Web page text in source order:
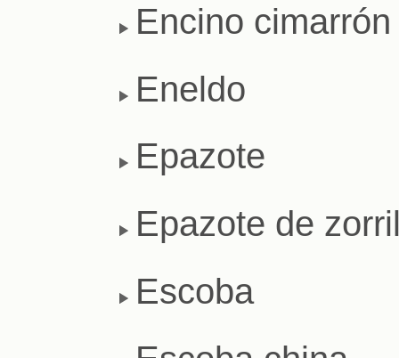
Encino cimarrón
Eneldo
Epazote
Epazote de
Escoba